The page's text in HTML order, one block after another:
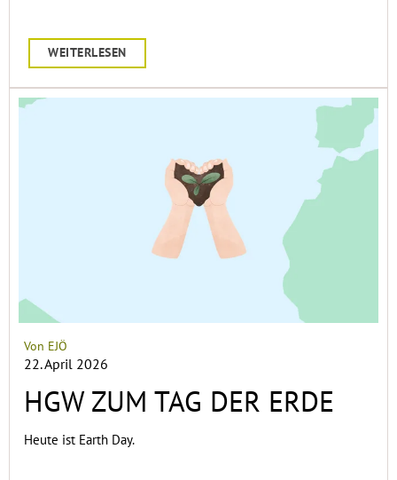
WEITERLESEN
Von EJÖ
22. April 2026
HGW ZUM TAG DER ERDE
Heute ist Earth Day.